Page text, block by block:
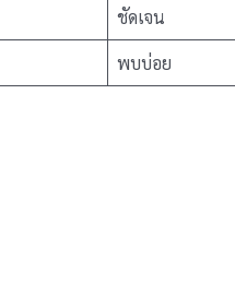
ชัดเจน
พบบ่อย